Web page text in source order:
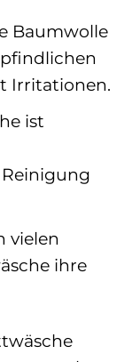
Baumwolle
Irritationen.
ist
vielen
ihre